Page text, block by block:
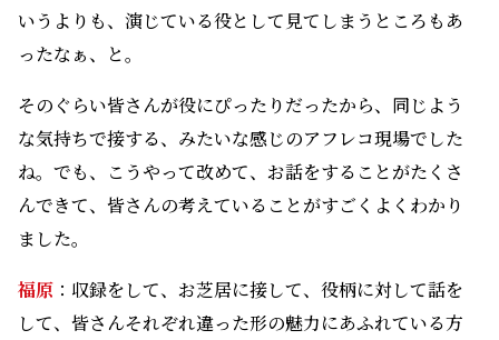
ね。でも、こうやって改めて、お話をすることがたくさ
んできて、皆さんの考えていることがすごくよくわかり
福原：収録をして、お芝居に接して、役柄に対して話を
して、皆さんそれぞれ違った形の魅力にあふれている方
たちだと感じました。
あせびという特徴的な役を演じるにあたっての本泉さん
の、その「出力の仕方」がすごく緻密であったり、浜木綿
の隠している一面はあるけれど、すごく温かいものが流